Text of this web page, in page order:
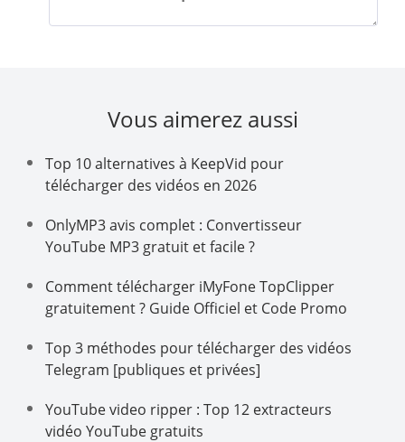
Vous aimerez aussi
Top 10 alternatives à KeepVid pour
télécharger des vidéos en 2026
OnlyMP3 avis complet : Convertisseur
YouTube MP3 gratuit et facile ?
Comment télécharger iMyFone TopClipper
gratuitement ? Guide Officiel et Code Promo
Top 3 méthodes pour télécharger des vidéos
Telegram [publiques et privées]
YouTube video ripper : Top 12 extracteurs
vidéo YouTube gratuits